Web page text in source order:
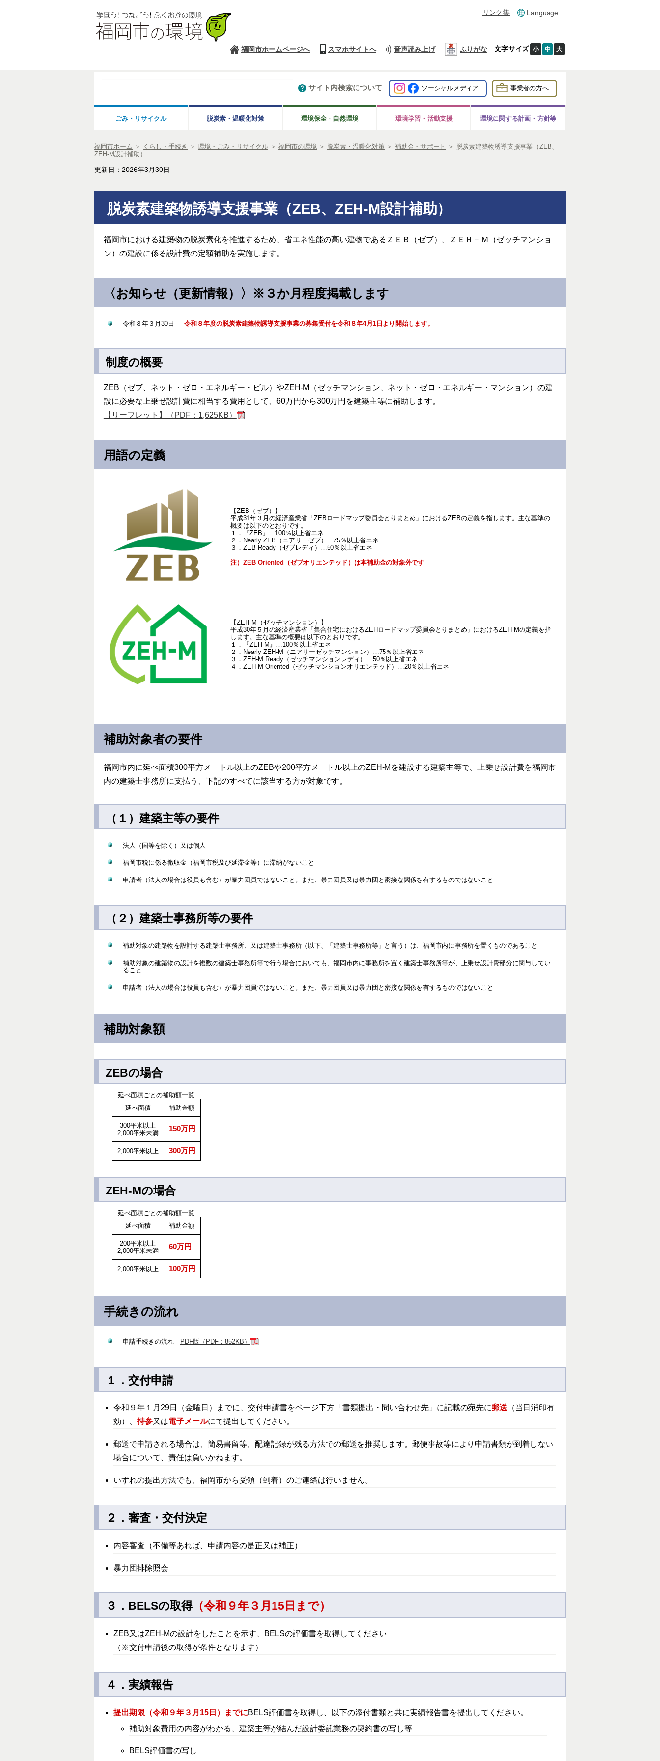
リンク集 Language
福岡市ホームページへ スマホサイトへ 音声読み上げ ふりがな 文字サイズ 小 中 大
ソーシャルメディア 事業者の方へ
サイト内検索について
ごみ・リサイクル 脱炭素・温暖化対策 環境保全・自然環境 環境学習・活動支援 環境に関する計画・方針等
福岡市ホーム ＞ くらし・手続き ＞ 環境・ごみ・リサイクル ＞ 福岡市の環境 ＞ 脱炭素・温暖化対策 ＞ 補助金・サポート ＞ 脱炭素建築物誘導支援事業（ZEB、
ZEH-M設計補助）
更新日：2026年3月30日
脱炭素建築物誘導支援事業（ZEB、ZEH-M設計補助）
福岡市における建築物の脱炭素化を推進するため、省エネ性能の高い建物であるＺＥＢ（ゼブ）、ＺＥＨ－Ｍ（ゼッチマンショ
ン）の建設に係る設計費の定額補助を実施します。
〈お知らせ（更新情報）〉※３か月程度掲載します
令和８年３月30日 令和８年度の脱炭素建築物誘導支援事業の募集受付を令和８年4月1日より開始します。
制度の概要
ZEB（ゼブ、ネット・ゼロ・エネルギー・ビル）やZEH-M（ゼッチマンション、ネット・ゼロ・エネルギー・マンション）の建
設に必要な上乗せ設計費に相当する費用として、60万円から300万円を建築主等に補助します。
【リーフレット】（PDF：1,625KB）
用語の定義
【ZEB（ゼブ）】
平成31年３月の経済産業省「ZEBロードマップ委員会とりまとめ」におけるZEBの定義を指します。主な基準の
概要は以下のとおりです。
１．『ZEB』…100％以上省エネ
２．Nearly ZEB（ニアリーゼブ）…75％以上省エネ
３．ZEB Ready（ゼブレディ）…50％以上省エネ
注）ZEB Oriented（ゼブオリエンテッド）は本補助金の対象外です
【ZEH-M（ゼッチマンション）】
平成30年５月の経済産業省「集合住宅におけるZEHロードマップ委員会とりまとめ」におけるZEH-Mの定義を指
します。主な基準の概要は以下のとおりです。
１．『ZEH-M』…100％以上省エネ
２．Nearly ZEH-M（ニアリーゼッチマンション）…75％以上省エネ
３．ZEH-M Ready（ゼッチマンションレディ）…50％以上省エネ
４．ZEH-M Oriented（ゼッチマンションオリエンテッド）…20％以上省エネ
補助対象者の要件
福岡市内に延べ面積300平方メートル以上のZEBや200平方メートル以上のZEH-Mを建設する建築主等で、上乗せ設計費を福岡市
内の建築士事務所に支払う、下記のすべてに該当する方が対象です。
（１）建築主等の要件
法人（国等を除く）又は個人
福岡市税に係る徴収金（福岡市税及び延滞金等）に滞納がないこと
申請者（法人の場合は役員も含む）が暴力団員ではないこと。また、暴力団員又は暴力団と密接な関係を有するものではないこと
（２）建築士事務所等の要件
補助対象の建築物を設計する建築士事務所、又は建築士事務所（以下、「建築士事務所等」と言う）は、福岡市内に事務所を置くものであること
補助対象の建築物の設計を複数の建築士事務所等で行う場合においても、福岡市内に事務所を置く建築士事務所等が、上乗せ設計費部分に関与してい
ること
申請者（法人の場合は役員も含む）が暴力団員ではないこと。また、暴力団員又は暴力団と密接な関係を有するものではないこと
補助対象額
ZEBの場合
延べ面積ごとの補助額一覧
延べ面積
補助金額
300平米以上
2,000平米未満
150万円
2,000平米以上 300万円
ZEH-Mの場合
延べ面積ごとの補助額一覧
延べ面積
補助金額
200平米以上
2,000平米未満
60万円
2,000平米以上 100万円
手続きの流れ
申請手続きの流れ PDF版（PDF：852KB）
１．交付申請
令和９年１月29日（金曜日）までに、交付申請書をページ下方「書類提出・問い合わせ先」に記載の宛先に郵送 （当日消印有
効）、持参又は電子メールにて提出してください。
郵送で申請される場合は、簡易書留等、配達記録が残る方法での郵送を推奨します。郵便事故等により申請書類が到着しない
場合について、責任は負いかねます。
いずれの提出方法でも、福岡市から受領（到着）のご連絡は行いません。
２．審査・交付決定
内容審査（不備等あれば、申請内容の是正又は補正）
暴力団排除照会
３．BELSの取得（令和９年３月15日まで）
ZEB又はZEH-Mの設計をしたことを示す、BELSの評価書を取得してください
（※交付申請後の取得が条件となります）
４．実績報告
提出期限（令和９年３月15日）までにBELS評価書を取得し、以下の添付書類と共に実績報告書を提出してください。
補助対象費用の内容がわかる、建築主等が結んだ設計委託業務の契約書の写し等
BELS評価書の写し